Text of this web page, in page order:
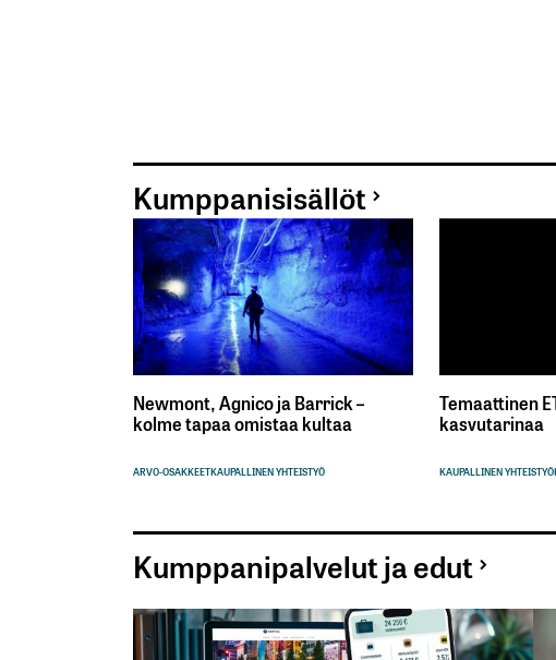
Kumppanisisällöt
Newmont, Agnico ja Barrick –
kolme tapaa omistaa kultaa
ARVO-OSAKKEETKAUPALLINEN YHTEISTYÖ
Temaattinen
kasvutarinaa
KAUPALLINEN YHTEISTYÖ
Kumppanipalvelut ja edut